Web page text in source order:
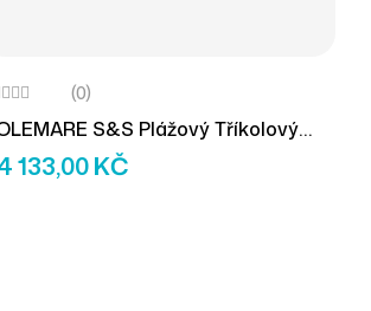
(0)
S&S Plážový Tříkolový
133,00KČ